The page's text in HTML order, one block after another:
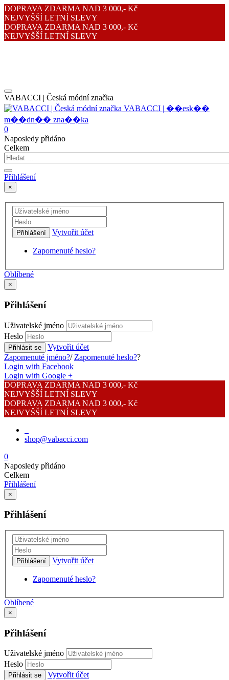
DOPRAVA ZDARMA NAD 3 000,- Kč
NEJVYŠŠÍ LETNÍ SLEVY
DOPRAVA ZDARMA NAD 3 000,- Kč
NEJVYŠŠÍ LETNÍ SLEVY
VABACCI | Česká módní značka
VABACCI | ��esk��
m��dn�� zna��ka
0
Naposledy přidáno
Celkem
Přihlášení
×
Přihlášení Vytvořit účet
Zapomenuté heslo?
Oblíbené
×
Přihlášení
Uživatelské jméno
Heslo
Přihlásit se
Vytvořit účet
Zapomenuté jméno?/ Zapomenuté heslo??
Login with Facebook
Login with Google +
DOPRAVA ZDARMA NAD 3 000,- Kč
NEJVYŠŠÍ LETNÍ SLEVY
DOPRAVA ZDARMA NAD 3 000,- Kč
NEJVYŠŠÍ LETNÍ SLEVY
shop@vabacci.com
0
Naposledy přidáno
Celkem
Přihlášení
×
Přihlášení
Přihlášení Vytvořit účet
Zapomenuté heslo?
Oblíbené
×
Přihlášení
Uživatelské jméno
Heslo
Přihlásit se
Vytvořit účet